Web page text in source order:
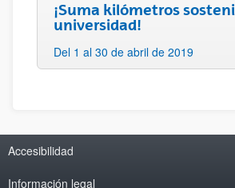
¡Suma kilómetros
universidad!
Del 1 al 30 de abril de 2019
Accesibilidad
Información legal